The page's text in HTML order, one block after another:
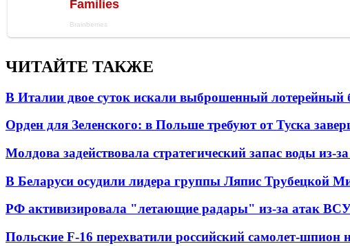
ЧИТАЙТЕ ТАКЖЕ
В Италии двое суток искали выброшенный
Орден для Зеленского: в Польше требуют от Туска
Молдова задействовала стратегический запас воды из-
В Беларуси осудили лидера группы Ляпис Трубецкой
РФ активизировала "летающие радары" из-за атак
Польские F-16 перехватили российский самолет-шпион